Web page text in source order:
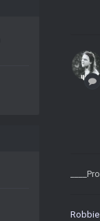
Robbie